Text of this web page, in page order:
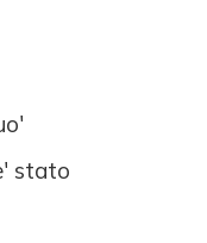
stato